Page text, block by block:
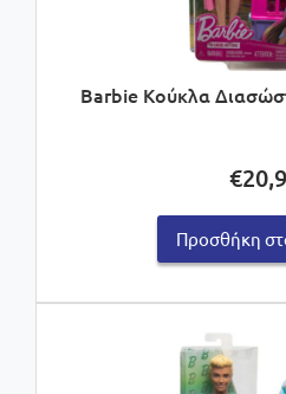
Barbie Κούκλα
€
Προσθήκη